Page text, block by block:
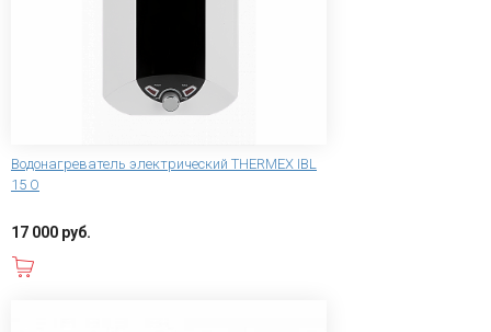
Водонагреватель электрический THERMEX IBL
15 O
17 000 руб.